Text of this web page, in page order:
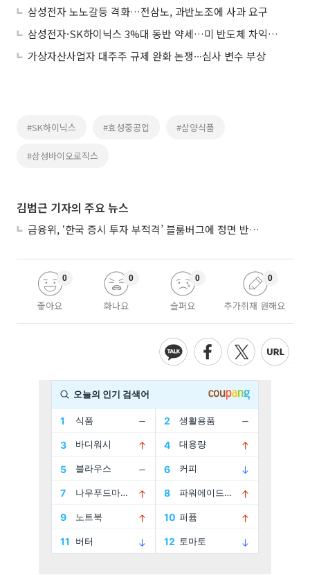
삼성전자 노노갈등 격화…전삼노, 과반노조에 사과 요구
삼성전자·SK하이닉스 3%대 동반 약세…미 반도체 차익실현·중동 리스크에 '휘청'
가상자산사업자 대주주 규제 완화 논쟁∙∙∙심사 변수 부상
#SK하이닉스 #효성중공업 #삼양식품
#삼성바이오로직스
김범근 기자의 주요 뉴스
금융위, ‘한국 증시 투자 부적격’ 블룸버그에 정면 반박…“근거 불분명”
좋아요
0
화나요
0
슬퍼요
0
추가취재 원해요
0